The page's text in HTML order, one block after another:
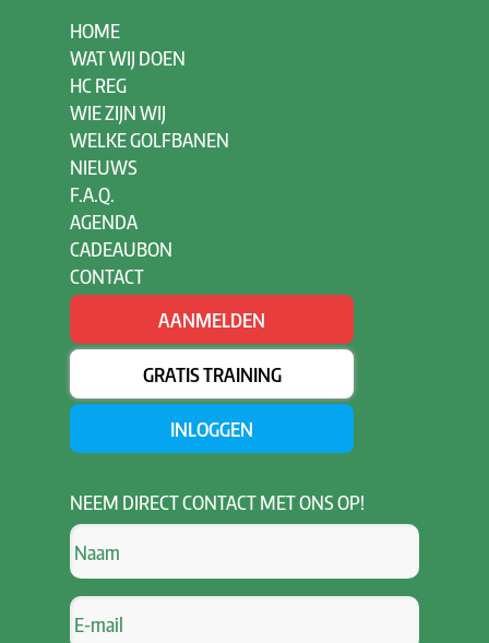
HOME
WAT WIJ DOEN
HC REG
WIE ZIJN WIJ
WELKE GOLFBANEN
NIEUWS
F.A.Q.
AGENDA
CADEAUBON
CONTACT
AANMELDEN
GRATIS TRAINING
INLOGGEN
NEEM DIRECT CONTACT MET ONS OP!